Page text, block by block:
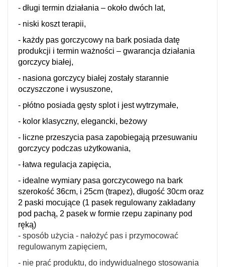
- długi termin działania – około dwóch lat,
- niski koszt terapii,
- każdy pas gorczycowy na bark posiada datę
produkcji i termin ważności – gwarancja działania
gorczycy białej,
- nasiona gorczycy białej zostały starannie
oczyszczone i wysuszone,
- płótno posiada gęsty splot i jest wytrzymałe,
- kolor klasyczny, elegancki, beżowy
- liczne przeszycia pasa zapobiegają przesuwaniu
gorczycy podczas użytkowania,
- łatwa regulacja zapięcia,
- idealne wymiary pasa gorczycowego na bark
szerokość 36cm, i 25cm (trapez), długość 30cm oraz
2 paski mocujące (1 pasek regulowany zakładany
pod pachą, 2 pasek w formie rzepu zapinany pod
ręką)
- sposób użycia - nałożyć pas i przymocować
regulowanym zapięciem,
- nie prać produktu, do indywidualnego stosowania